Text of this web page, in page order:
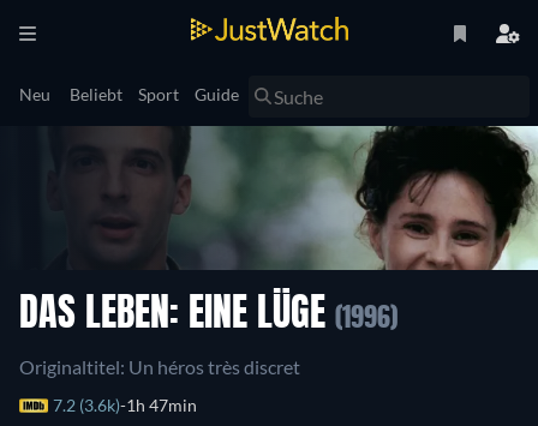
Neu Beliebt Sport Guide
DAS LEBEN: EINE LÜGE (1996)
Originaltitel: Un héros très discret
7.2 (3.6k) 1h 47min